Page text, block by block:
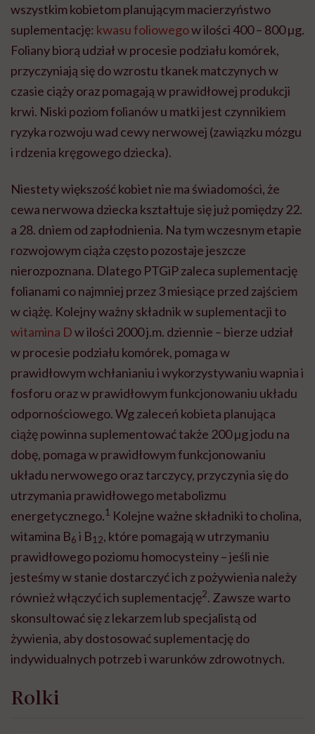
wszystkim kobietom planującym macierzyństwo
suplementację: kwasu foliowegow ilości 400 – 800 µg.
Foliany biorą udział w procesie podziału komórek,
przyczyniają się do wzrostu tkanek matczynych w
czasie ciąży oraz pomagają w prawidłowej produkcji
krwi. Niski poziom folianów u matki jest czynnikiem
ryzyka rozwoju wad cewy nerwowej (zawiązku mózgu
i rdzenia kręgowego dziecka).
Niestety większość kobiet nie ma świadomości, że
cewa nerwowa dziecka kształtuje się już pomiędzy 22.
a 28. dniem od zapłodnienia. Na tym wczesnym etapie
rozwojowym ciąża często pozostaje jeszcze
nierozpoznana. Dlatego PTGiP zaleca suplementację
folianami co najmniej przez 3 miesiące przed zajściem
w ciążę. Kolejny ważny składnik w suplementacji to
witamina Dw ilości 2000 j.m. dziennie – bierze udział
w procesie podziału komórek, pomaga w
prawidłowym wchłanianiu i wykorzystywaniu wapnia i
fosforu oraz w prawidłowym funkcjonowaniu układu
odpornościowego. Wg zaleceń kobieta planująca
ciążę powinna suplementować także 200 µg jodu na
dobę, pomaga w prawidłowym funkcjonowaniu
układu nerwowego oraz tarczycy, przyczynia się do
utrzymania prawidłowego metabolizmu
energetycznego.1 Kolejne ważne składniki to cholina,
witamina B6 i B12, które pomagają w utrzymaniu
prawidłowego poziomu homocysteiny – jeśli nie
jesteśmy w stanie dostarczyć ich z pożywienia należy
również włączyć ich suplementację2. Zawsze warto
skonsultować się z lekarzem lub specjalistą od
żywienia, aby dostosować suplementację do
indywidualnych potrzeb i warunków zdrowotnych.
Rolki